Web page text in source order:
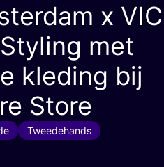
x VIC
met
kleding bij
Store
Tweedehands